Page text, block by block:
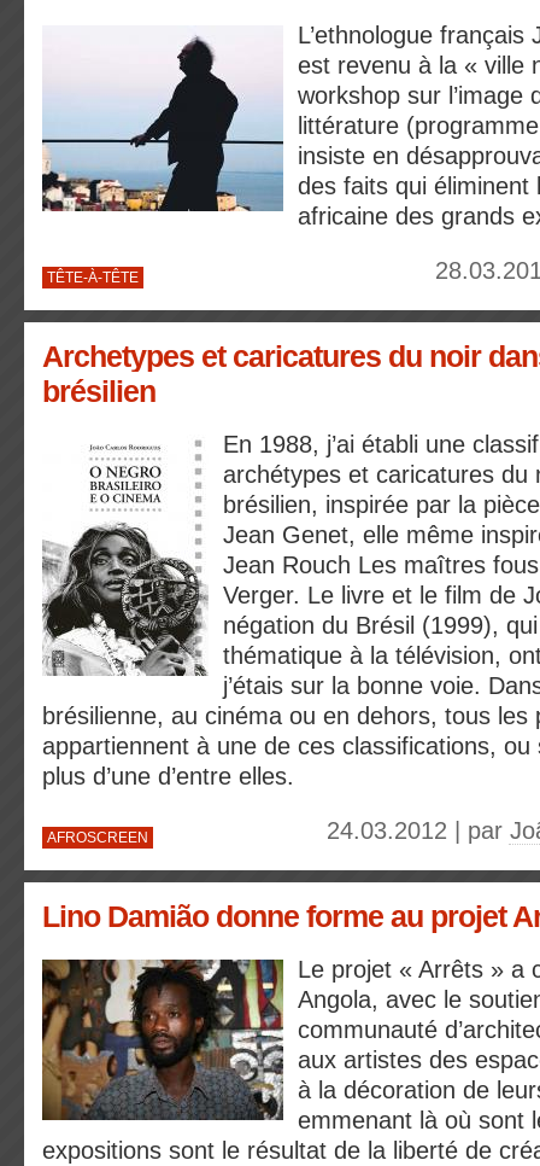
L’ethnologue français
est revenu à la « ville
workshop sur l’image
littérature
insiste en
des faits qui éliminent
africaine des grands
TÊTE-À-TÊTE
Archetypes et caricatures du noir
brésilien
En 1988, j’ai établi une
archétypes et caricatures du
brésilien, inspirée par la
Jean Genet, elle même
Jean Rouch Les maîtres
Verger. Le livre et le film de
négation du Brésil (1999),
thématique à la télévision,
j’étais sur la bonne voie.
brésilienne, au cinéma ou en dehors, tous les
appartiennent à une de ces classifications,
plus d’une d’entre elles.
AFROSCREEN 24.03.2012 | par
Lino Damião donne forme au projet
Le projet « Arrêts » a
Angola, avec le
communauté
aux artistes des
à la décoration de
emmenant là où sont
expositions sont le résultat de la liberté de